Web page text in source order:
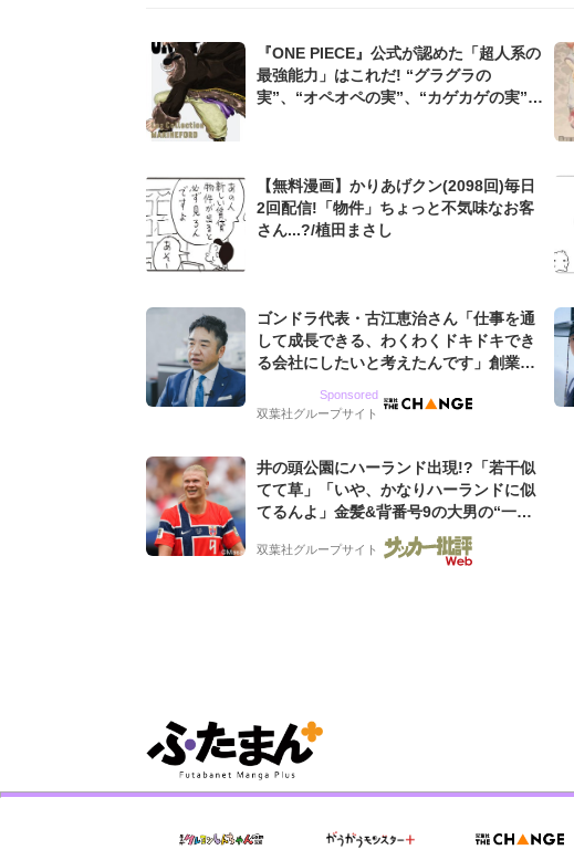
『ONE PIECE』公式が認めた「超人系の
最強能力」はこれだ! “グラグラの
実”、“オペオペの実”、“カゲカゲの実”の
【無料漫画】かりあげクン(2098回)毎日
2回配信!「物件」ちょっと不気味なお客
さん...?/植田まさし
ゴンドラ代表・古江恵治さん「仕事を通
して成長できる、わくわくドキドキでき
る会社にしたいと考えたんです」創業来
グ会社のアイデンティティ
Sponsored
双葉社グループサイト
井の頭公園にハーランド出現!?「若干似
てて草」「いや、かなりハーランドに似
てるんよ」金髪&背番号9の大男の“一人
バイキング・ロー”映像が話題!「元気を
もらった」
双葉社グループサイト